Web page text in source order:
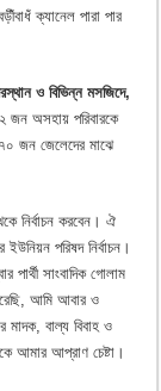
ক্যানেল পারা পার
ও বিভিন্ন মসজিদে,
জন অসহায় পরিবারকে
জন জেলেদের মাঝে
নির্বাচন করবেন। ঐ
পরিষদ নির্বাচন।
সাংবাদিক গোলাম
আমি আবার ও
মাদক, বাল্য বিবাহ ও
আমার আপ্রাণ চেষ্টা।